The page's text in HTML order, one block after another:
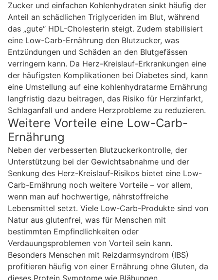
Zucker und einfachen Kohlenhydraten sinkt häufig der
Anteil an schädlichen Triglyceriden im Blut, während
das „gute“ HDL-Cholesterin steigt. Zudem stabilisiert
eine Low-Carb-Ernährung den Blutzucker, was
Entzündungen und Schäden an den Blutgefässen
verringern kann. Da Herz-Kreislauf-Erkrankungen eine
der häufigsten Komplikationen bei Diabetes sind, kann
eine Umstellung auf eine kohlenhydratarme Ernährung
langfristig dazu beitragen, das Risiko für Herzinfarkt,
Schlaganfall und andere Herzprobleme zu reduzieren.
Weitere Vorteile eine Low-Carb-
Ernährung
Neben der verbesserten Blutzuckerkontrolle, der
Unterstützung bei der Gewichtsabnahme und der
Senkung des Herz-Kreislauf-Risikos bietet eine Low-
Carb-Ernährung noch weitere Vorteile – vor allem,
wenn man auf hochwertige, nährstoffreiche
Lebensmittel setzt. Viele Low-Carb-Produkte sind von
Natur aus glutenfrei, was für Menschen mit
bestimmten Empfindlichkeiten oder
Verdauungsproblemen von Vorteil sein kann.
Besonders Menschen mit Reizdarmsyndrom (IBS)
profitieren häufig von einer Ernährung ohne Gluten, da